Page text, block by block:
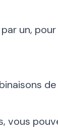
un,
vous